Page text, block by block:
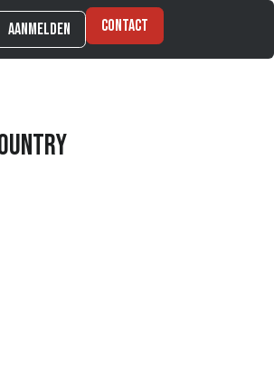
Aanmelden Contact